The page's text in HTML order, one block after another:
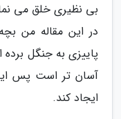
بی نظیری خلق می
در این مقاله من
پاییزی به جنگل
آسان تر است پس
ایجاد کند.